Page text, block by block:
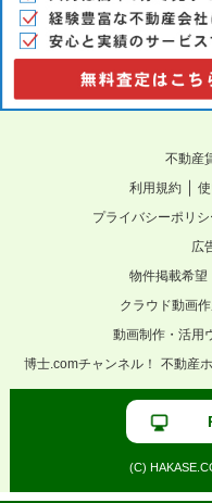
不動産
利用規約 ｜
プライバシーポリシ
広
物件掲載希望
クラウド動画
動画制作・活用
博士.comチャンネル！
不動産
(C)